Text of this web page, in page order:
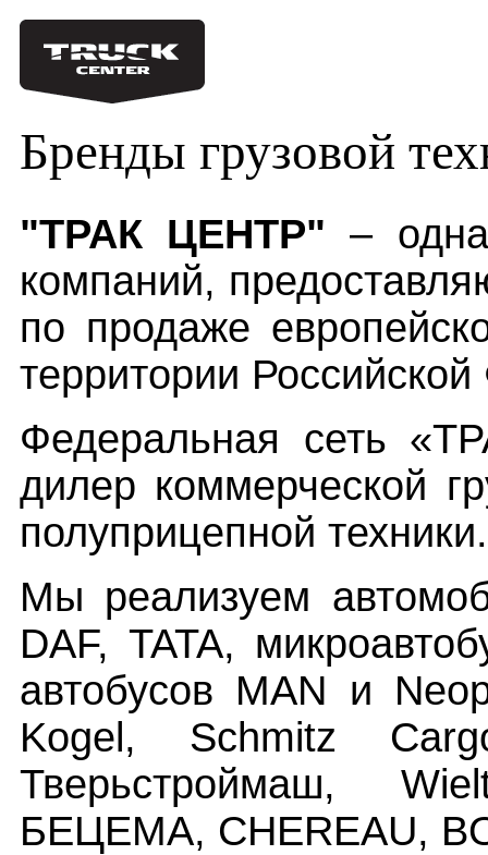
Бренды грузовой
"ТРАК ЦЕНТР" –
компаний,
по продаже
территории
Федеральная сеть
дилер коммерческой
полуприцепной техники.
Мы реализуем
DAF, TATA,
автобусов MAN и
Kogel, Schmitz
Тверьстроймаш,
БЕЦЕМА, CHEREAU,